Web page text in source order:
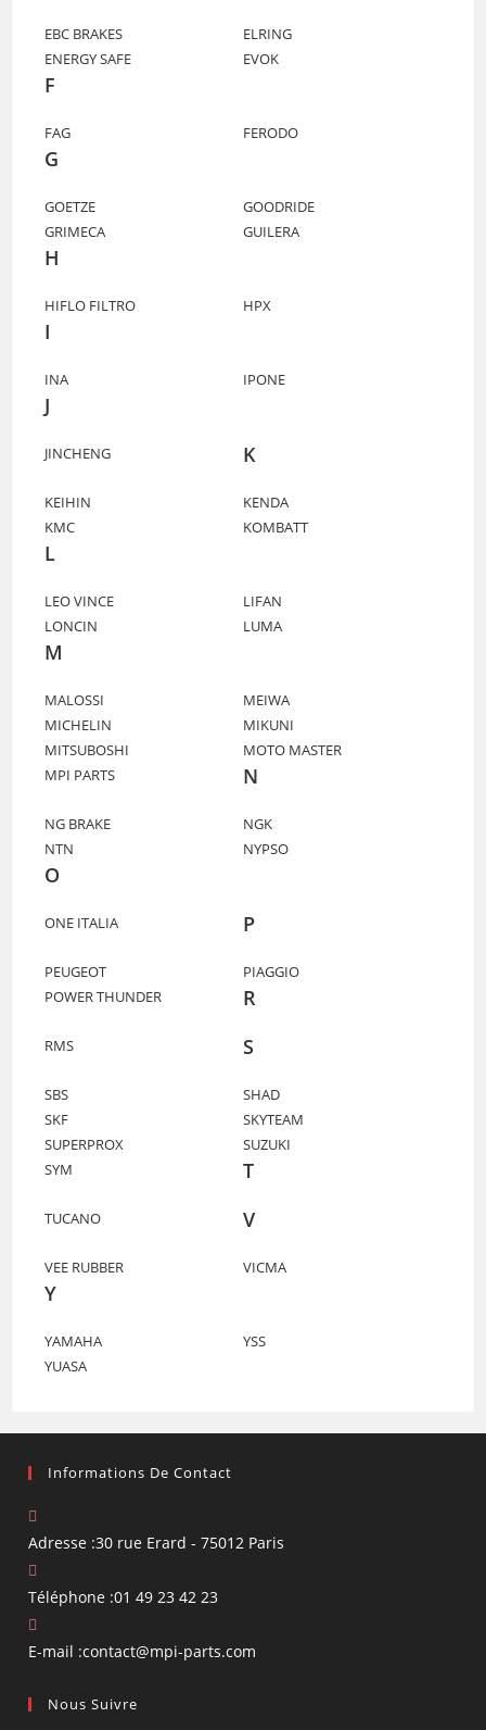
EBC BRAKES
ELRING
ENERGY SAFE
EVOK
F
FAG FERODO
G
GOETZE
GOODRIDE
GRIMECA
GUILERA
H
HIFLO FILTRO HPX
I
INA IPONE
J
JINCHENG K
KEIHIN
KENDA
KMC
KOMBATT
L
LEO VINCE
LIFAN
LONCIN
LUMA
M
MALOSSI
MEIWA
MICHELIN
MIKUNI
MITSUBOSHI
MOTO MASTER
MPI PARTS
N
NG BRAKE
NGK
NTN
NYPSO
O
ONE ITALIA P
PEUGEOT
PIAGGIO
POWER THUNDER
R
RMS S
SBS
SHAD
SKF
SKYTEAM
SUPERPROX
SUZUKI
SYM
T
TUCANO V
VEE RUBBER VICMA
Y
YAMAHA
YSS
YUASA
Informations De Contact
Adresse :30 rue Erard - 75012 Paris
Téléphone :01 49 23 42 23
E-mail :contact@mpi-parts.com
Nous Suivre